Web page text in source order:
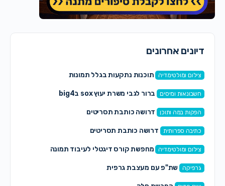
דיונים אחרונים
צילום ומולטימדיה תוכנות נתקעות בגלל תמונות
חשבונאות ומיסים ברור לגבי משרת יעוץ sox בbig4
הפקות במה ותוכן דרושה כותבת תסריטים
כתיבה ספרותית דרושה כותבת תסריטים
צילום ומולטימדיה מחפשת קורס דיגטלי לעיבוד תמונה
גרפיקה שת"פ עם מעצבת גרפית